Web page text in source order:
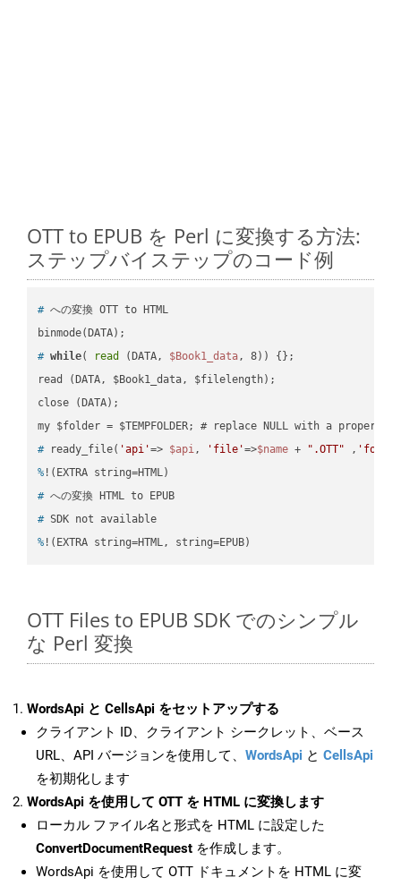
OTT to EPUB を Perl に変換する方法:
ステップバイステップのコード例
# への変換 OTT to HTML
# while( read (DATA, $Book1_data, 8)) {};
read (DATA, $Book1_data, $filelength);
close (DATA);
# ready_file( 'api'=> $api, 'file'=>$name + ".OTT" ,
% !(EXTRA string=HTML)
# への変換 HTML to EPUB
# SDK not available
% !(EXTRA string=HTML, string=EPUB)
OTT Files to EPUB SDK でのシンプル
な Perl 変換
WordsApi と CellsApi をセットアップする
クライアント ID、クライアント シークレット、ベース
URL、API バージョンを使用して、 WordsApi と CellsApi
を初期化します
WordsApi を使用して OTT を HTML に変換します
ローカル ファイル名と形式を HTML に設定した
ConvertDocumentRequest を作成します。
WordsApi を使用して OTT ドキュメントを HTML に変